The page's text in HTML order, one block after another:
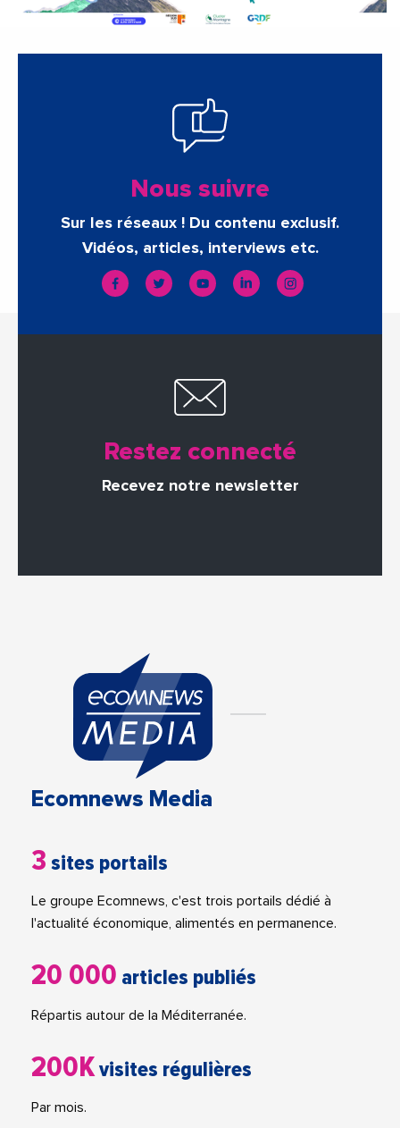
Nous suivre
Sur les réseaux ! Du contenu exclusif.
Vidéos, articles, interviews etc.
Restez connecté
Recevez notre newsletter
Ecomnews Media
3 sites portails
Le groupe Ecomnews, c'est trois portails dédié à
l'actualité économique, alimentés en permanence.
20 000 articles publiés
Répartis autour de la Méditerranée.
200Kvisites régulières
Par mois.